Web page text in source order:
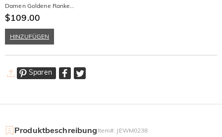
Damen Goldene Ranke
Graviert Gedrehter
$109.00
HINZUFÜGEN
Sparen
Produktbeschreibung Item#: JEWM0238